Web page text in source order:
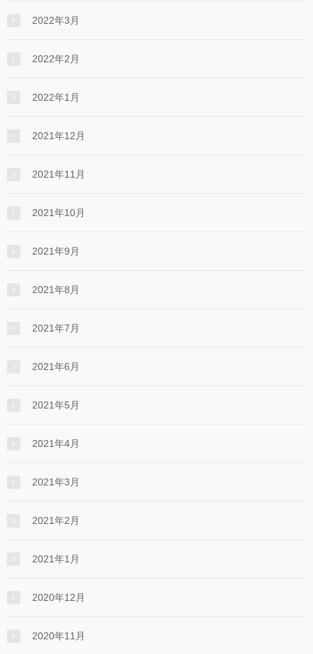
2022年3月
2022年2月
2022年1月
2021年12月
2021年11月
2021年10月
2021年9月
2021年8月
2021年7月
2021年6月
2021年5月
2021年4月
2021年3月
2021年2月
2021年1月
2020年12月
2020年11月